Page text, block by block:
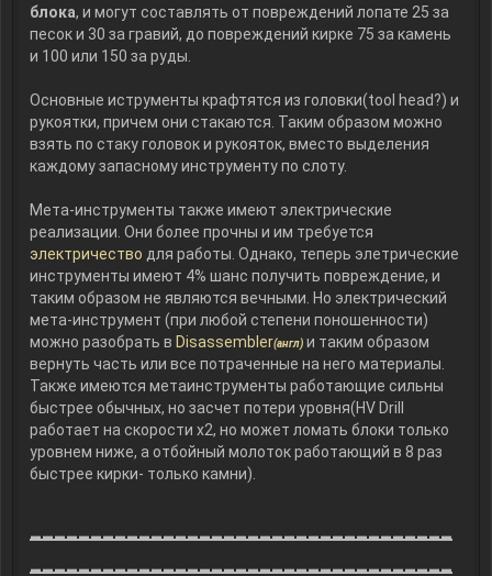
блока, и могут составлять от повреждений лопате 25 за
песок и 30 за гравий, до повреждений кирке 75 за камень
и 100 или 150 за руды.
Основные иструменты крафтятся из головки(tool head?) и
рукоятки, причем они стакаются. Таким образом можно
взять по стаку головок и рукояток, вместо выделения
каждому запасному инструменту по слоту.
Мета-инструменты также имеют электрические
реализации. Они более прочны и им требуется
электричество для работы. Однако, теперь элетрические
инструменты имеют 4% шанс получить повреждение, и
таким образом не являются вечными. Но электрический
мета-инструмент (при любой степени поношенности)
можно разобрать в Disassembler(англ) и таким образом
вернуть часть или все потраченные на него материалы.
Также имеются метаинструменты работающие сильны
быстрее обычных, но засчет потери уровня(HV Drill
работает на скорости х2, но может ломать блоки только
уровнем ниже, а отбойный молоток работающий в 8 раз
быстрее кирки- только камни).
___________________________________
___________________________________